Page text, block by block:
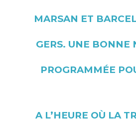
MARSAN ET
GERS. UNE BONNE
PROGRAMMÉE
A L’HEURE OÙ LA